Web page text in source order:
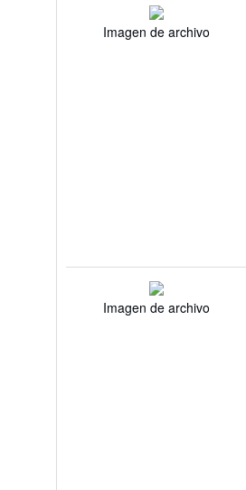
Imagen de archivo
Imagen de archivo